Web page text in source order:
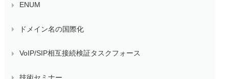
ENUM
ドメイン名の国際化
VoIP/SIP相互接続検証タスクフォース